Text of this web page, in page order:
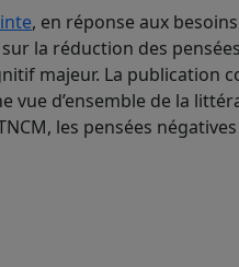
, en réponse aux
la réduction des
majeur. La publication
vue d’ensemble de la
les pensées